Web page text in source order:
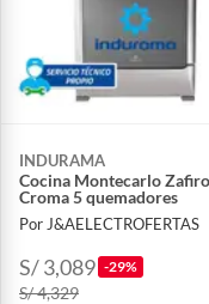
INDURAMA
Cocina Montecarlo Zafiro
Croma 5 quemadores
Por J&AELECTROFERTAS
S/ 3,089 -29%
S/ 4,329